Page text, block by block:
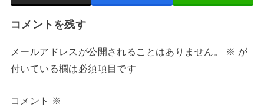
コメントを残す
メールアドレスが公開されることはありません。 ※ が
付いている欄は必須項目です
コメント ※